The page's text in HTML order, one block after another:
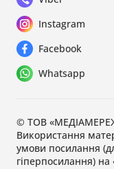
Instagram
Facebook
Whatsapp
© ТОВ
Використання
умови посилання
гіперпосилання)